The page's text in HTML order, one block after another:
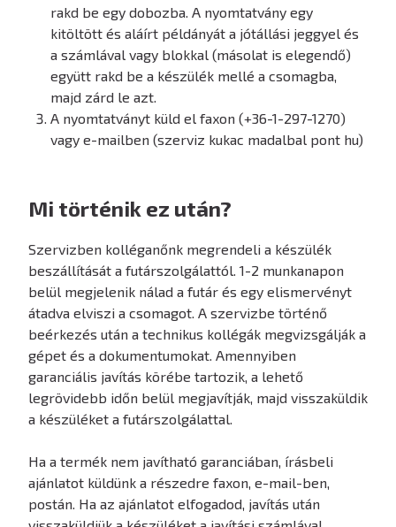
rakd be egy dobozba. A nyomtatvány egy
kitöltött és aláírt példányát a jótállási jeggyel és
a számlával vagy blokkal (másolat is elegendő)
együtt rakd be a készülék mellé a csomagba,
majd zárd le azt.
A nyomtatványt küld el faxon (+36-1-297-1270)
vagy e-mailben (szerviz kukac madalbal pont hu)
Mi történik ez után?
Szervizben kolléganőnk megrendeli a készülék
beszállítását a futárszolgálattól. 1-2 munkanapon
belül megjelenik nálad a futár és egy elismervényt
átadva elviszi a csomagot. A szervizbe történő
beérkezés után a technikus kollégák megvizsgálják a
gépet és a dokumentumokat. Amennyiben
garanciális javítás körébe tartozik, a lehető
legrövidebb időn belül megjavítják, majd visszaküldik
a készüléket a futárszolgálattal.
Ha a termék nem javítható garanciában, írásbeli
ajánlatot küldünk a részedre faxon, e-mail-ben,
postán. Ha az ajánlatot elfogadod, javítás után